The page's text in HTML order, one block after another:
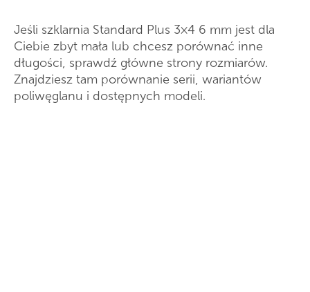
Jeśli szklarnia Standard Plus 3×4 6 mm jest dla
Ciebie zbyt mała lub chcesz porównać inne
długości, sprawdź główne strony rozmiarów.
Znajdziesz tam porównanie serii, wariantów
poliwęglanu i dostępnych modeli.